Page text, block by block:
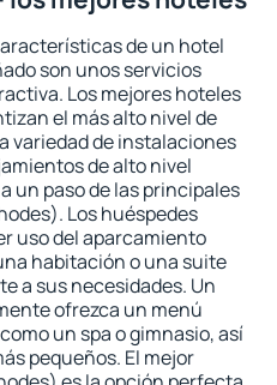
de un hotel
son unos servicios
Los mejores hoteles
el más alto nivel de
variedad de instalaciones
de alto nivel
un paso de las principales
Los huéspedes
uso del aparcamiento
habitación o una suite
a sus necesidades. Un
ofrezca un menú
un spa o gimnasio, así
pequeños. El mejor